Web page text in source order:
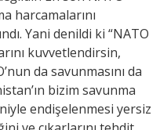
harcamalarını
Yani denildi ki “NATO
kuvvetlendirsin,
da savunmasını da
bizim savunma
endişelenmesi yersiz